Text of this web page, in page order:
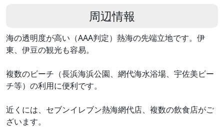
周辺情報
海の透明度が高い（AAA判定）熱海の先端立地です。伊
東、伊豆の観光も容易。
複数のビーチ（長浜海浜公園、網代海水浴場、宇佐美ビー
チ等）の利用に便利です。
近くには、セブンイレブン熱海網代店、複数の飲食店がご
ざいます。